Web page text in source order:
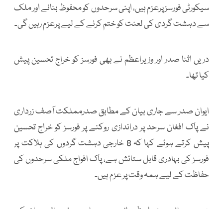
سیکورٹی فورسز پرعزم ہیں، اپنی سرحدوں کو محفوظ بنانے اور ملک
سے دہشت گردی کی لعنت کو ختم کرنے کے لیے پرعزم رہیں گی۔
دریں اثنا صدر اور وزیراعظم نے بھی فورسز کو خراج تحسین پیش
کیا تھا۔
ایوان صدر سے جاری بیان کے مطابق صدرمملکت آصف زرداری
نے پاک افغان سرحد پر دراندازی روکنے پر فورسز کو خراج تحسین
پیش کرتے ہوئے کہا کہ 8 خارجی دہشت گردوں کی ہلاکت پر
فورسز کی بہادری قابل ستائش ہے، پاک افواج ملکی سرحدوں کی
حفاظت کے لیے ہمہ وقت پر عزم ہیں۔